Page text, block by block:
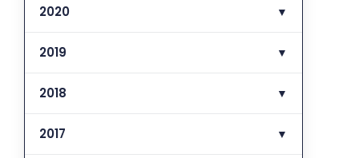
2020 ▼
2019 ▼
2018 ▼
2017 ▼